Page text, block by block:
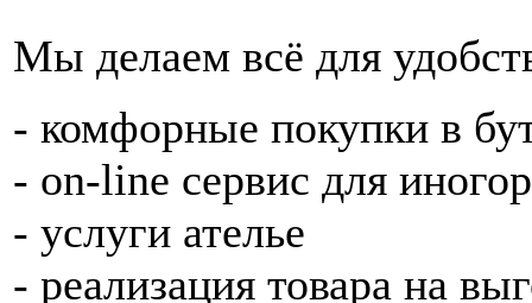
Мы делаем всё для
- комфорные покупки в
- on-line сервис для
- услуги ателье
- реализация товара на